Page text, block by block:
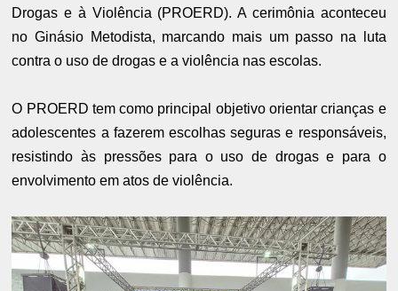
Drogas e à Violência (PROERD). A cerimônia aconteceu
no Ginásio Metodista, marcando mais um passo na luta
contra o uso de drogas e a violência nas escolas.
O PROERD tem como principal objetivo orientar crianças e
adolescentes a fazerem escolhas seguras e responsáveis,
resistindo às pressões para o uso de drogas e para o
envolvimento em atos de violência.